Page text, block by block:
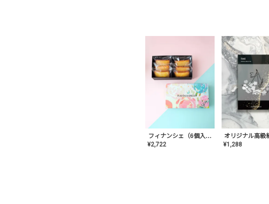
フィナンシェ（6個入り）
¥2,722 ¥1,288